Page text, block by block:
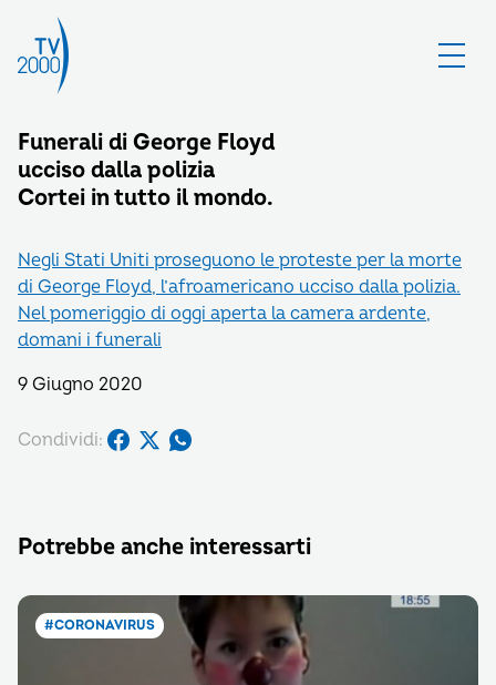
Funerali di George Floyd
ucciso dalla polizia
Cortei in tutto il mondo.
Negli Stati Uniti proseguono le proteste per la morte
di George Floyd, l’afroamericano ucciso dalla polizia.
Nel pomeriggio di oggi aperta la camera ardente,
domani i funerali
9 Giugno 2020
Condividi:
Potrebbe anche interessarti
#CORONAVIRUS